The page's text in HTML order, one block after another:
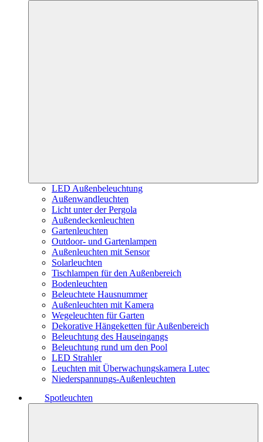
LED Außenbeleuchtung
Außenwandleuchten
Licht unter der Pergola
Außendeckenleuchten
Gartenleuchten
Outdoor- und Gartenlampen
Außenleuchten mit Sensor
Solarleuchten
Tischlampen für den Außenbereich
Bodenleuchten
Beleuchtete Hausnummer
Außenleuchten mit Kamera
Wegeleuchten für Garten
Dekorative Hängeketten für Außenbereich
Beleuchtung des Hauseingangs
Beleuchtung rund um den Pool
LED Strahler
Leuchten mit Überwachungskamera Lutec
Niederspannungs-Außenleuchten
Spotleuchten